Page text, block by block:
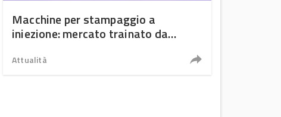
Macchine per stampaggio a
iniezione: mercato trainato da
Attualità